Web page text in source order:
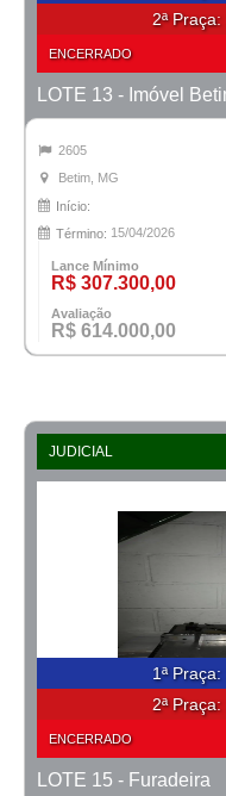
2ª Praça:
ENCERRADO
2605
Betim, MG
Início:
Término: 15/04/2026
Lance Mínimo
R$ 307.300,00
Avaliação
R$ 614.000,00
JUDICIAL
1ª Praça:
2ª Praça:
ENCERRADO
LOTE 15 - Furadeira